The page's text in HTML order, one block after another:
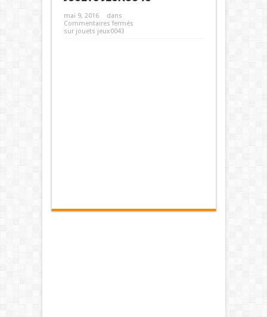
mai 9, 2016
dans
Commentaires fermés
sur jouets jeux0043